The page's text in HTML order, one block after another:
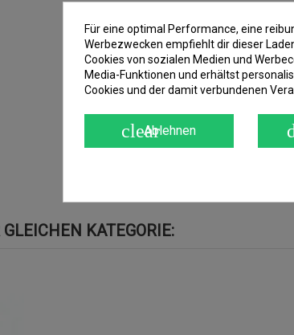
KATEGORIE:
Für eine optimal Performance, eine
Werbezwecken empfiehlt dir dieser
Cookies von sozialen Medien und
Media-Funktionen und erhältst
Cookies und der damit verbundenen
clearAblehnen